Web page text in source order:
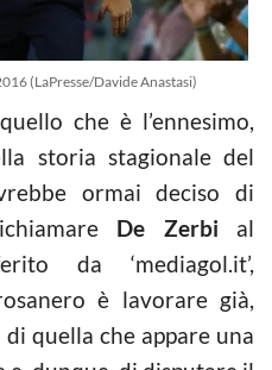
(LaPresse/Davide Anastasi)
che è l’ennesimo,
storia stagionale del
ormai deciso di
De Zerbi al
da ‘mediagol.it’,
è lavorare già,
quella che appare una